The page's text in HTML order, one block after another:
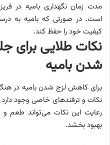
مدت زمان نگهداری بامیه در
است.در صورتی که بامیه به
کیفیت خود را حفظ کند.
نکات طلایی برای
شدنبامیه
برای کاهش لزج شدن بامیه در
نکات و ترفندهای خاصی وجود
رعایت این نکات می‌تواند طعم
بهبود بخشد.